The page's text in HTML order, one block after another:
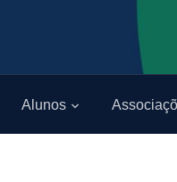
Alunos